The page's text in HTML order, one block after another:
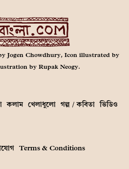
Jogen Chowdhury, Icon illustrated by
by Rupak Neogy.
কলাম খেলাধুলো গল্প / কবিতা ভিডিও
Terms & Conditions